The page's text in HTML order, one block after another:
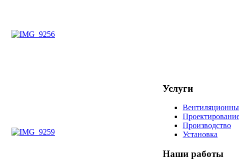
Услуги
Производство
Установка
Наши работы